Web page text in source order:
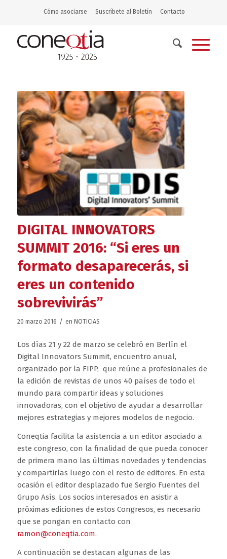
Cómo asociarse Suscríbete al Boletín Contacto
DIGITAL INNOVATORS
SUMMIT 2016: “Si eres un
formato desaparecerás, si
eres un contenido
sobrevivirás”
20 marzo 2016 / en NOTICIAS
Los días 21 y 22 de marzo se celebró en Berlín el
Digital Innovators Summit, encuentro anual,
organizado por la FIPP, que reúne a profesionales de
la edición de revistas de unos 40 países de todo el
mundo para compartir ideas y soluciones
innovadoras, con el objetivo de ayudar a desarrollar
mejores estrategias y mejores modelos de negocio.
Coneqtia facilita la asistencia a un editor asociado a
este congreso, con la finalidad de que pueda conocer
de primera mano las últimas novedades y tendencias
y compartirlas luego con el resto de editores. En esta
ocasión el editor desplazado fue Sergio Fuentes del
Grupo Asís. Los socios interesados en asistir a
próximas ediciones de estos Congresos, es necesario
que se pongan en contacto con
ramon@coneqtia.com.
A continuación se destacan algunas de las